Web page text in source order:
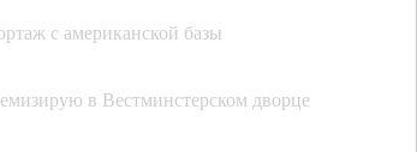
с американской базы
в Вестминстерском дворце